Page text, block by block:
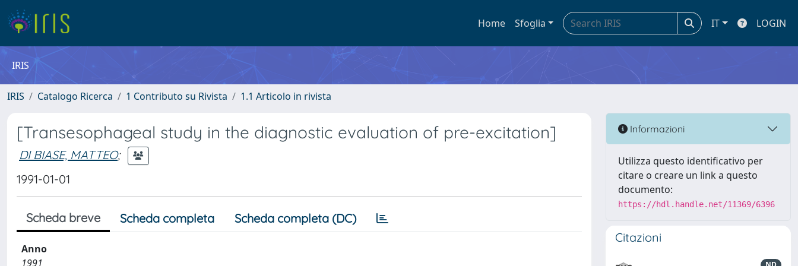
Home Sfoglia IT LOGIN
IRIS
IRIS Catalogo Ricerca 1 Contributo su Rivista 1.1 Articolo in rivista
[Transesophageal study in the diagnostic evaluation of pre-excitation]
DI BIASE, MATTEO;
1991-01-01
Scheda breve Scheda completa Scheda completa (DC)
Anno
1991
Informazioni
Utilizza questo identificativo per
citare o creare un link a questo
documento:
https://hdl.handle.net/11369/6396
Citazioni